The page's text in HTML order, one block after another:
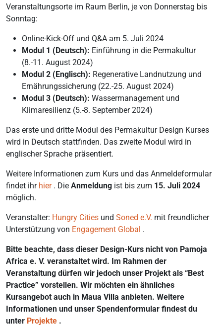
Veranstaltungsorte im Raum Berlin, je von Donnerstag bis
Sonntag:
Online-Kick-Off und Q&A am 5. Juli 2024
Modul 1 (Deutsch): Einführung in die Permakultur
(8.-11. August 2024)
Modul 2 (Englisch): Regenerative Landnutzung und
Ernährungssicherung (22.-25. August 2024)
Modul 3 (Deutsch): Wassermanagement und
Klimaresilienz (5.-8. September 2024)
Das erste und dritte Modul des Permakultur Design Kurses
wird in Deutsch stattfinden. Das zweite Modul wird in
englischer Sprache präsentiert.
Weitere Informationen zum Kurs und das Anmeldeformular
findet ihr hier. Die Anmeldung ist bis zum 15. Juli 2024
möglich.
Veranstalter: Hungry Cities und Soned e.V. mit freundlicher
Unterstützung von Engagement Global .
Bitte beachte, dass dieser Design-Kurs nicht von Pamoja
Africa e. V. veranstaltet wird. Im Rahmen der
Veranstaltung dürfen wir jedoch unser Projekt als “Best
Practice” vorstellen. Wir möchten ein ähnliches
Kursangebot auch in Maua Villa anbieten. Weitere
Informationen und unser Spendenformular findest du
unter Projekte .